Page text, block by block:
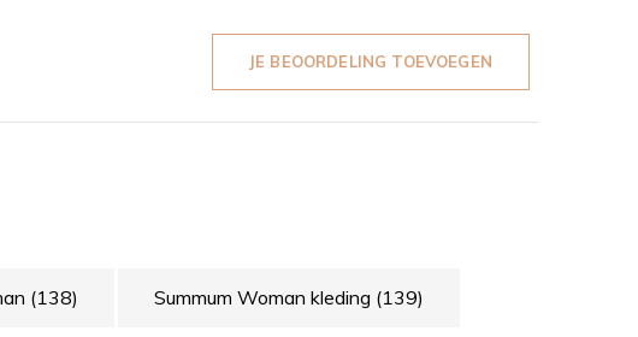
JE BEOORDELING TOEVOEGEN
(138) Summum Woman kleding (139)